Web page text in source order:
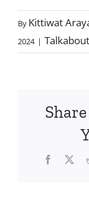
By Kittiwat
2024 | Talkabout